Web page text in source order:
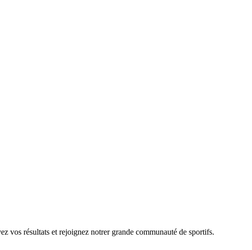
vos résultats et rejoignez notrer grande communauté de sportifs.